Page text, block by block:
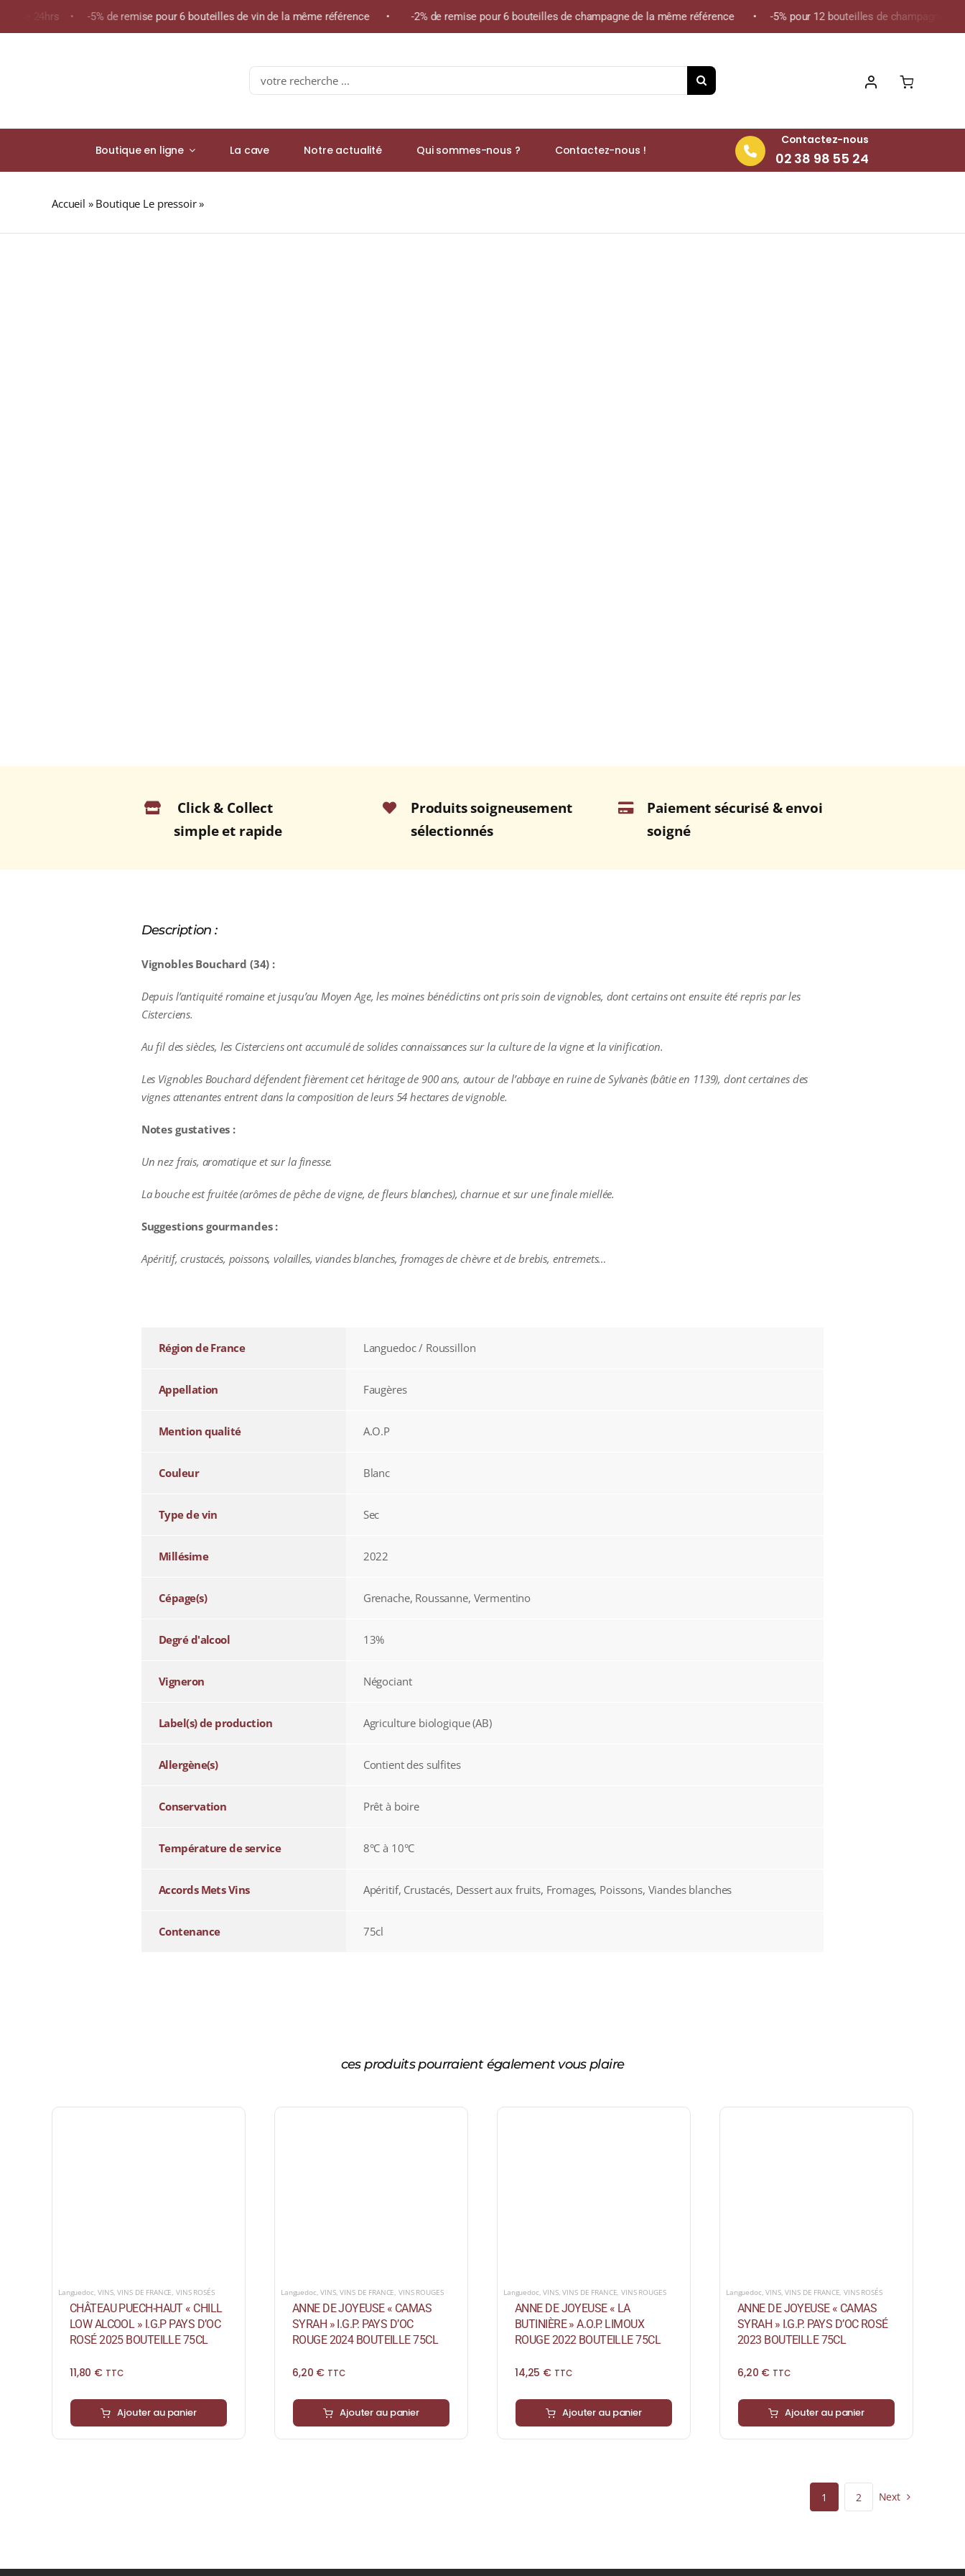
24hrs • -5% de remise pour 6 bouteilles de vin de la même référence • -2% de remise pour 6 bouteilles de champagne de la même référence • -5% pour 12 bouteilles de champagne de la
Search
for:
Boutique en ligne La cave Notre actualité Qui sommes-nous ? Contactez-nous !
Contactez-nous
02 38 98 55 24
Accueil » Boutique Le pressoir»
Click & Collect
simple et rapide
Produits soigneusement
sélectionnés
Paiement sécurisé & envoi
soigné
Description :
Vignobles Bouchard (34) :
Depuis l’antiquité romaine et jusqu’au Moyen Age, les moines bénédictins ont pris soin de vignobles, dont certains ont ensuite été repris par les
Cisterciens.
Au fil des siècles, les Cisterciens ont accumulé de solides connaissances sur la culture de la vigne et la vinification.
Les Vignobles Bouchard défendent fièrement cet héritage de 900 ans, autour de l’abbaye en ruine de Sylvanès (bâtie en 1139), dont certaines des
vignes attenantes entrent dans la composition de leurs 54 hectares de vignoble.
Notes gustatives :
Un nez frais, aromatique et sur la finesse.
La bouche est fruitée (arômes de pêche de vigne, de fleurs blanches), charnue et sur une finale miellée.
Suggestions gourmandes :
Apéritif, crustacés, poissons, volailles, viandes blanches, fromages de chèvre et de brebis, entremets…
Région de France Languedoc / Roussillon
Appellation Faugères
Mention qualité A.O.P
Couleur Blanc
Type de vin Sec
Millésime 2022
Cépage(s) Grenache, Roussanne, Vermentino
Degré d'alcool 13%
Vigneron Négociant
Label(s) de production Agriculture biologique (AB)
Allergène(s) Contient des sulfites
Conservation Prêt à boire
Température de service 8°C à 10°C
Accords Mets Vins Apéritif, Crustacés, Dessert aux fruits, Fromages, Poissons, Viandes blanches
Contenance 75cl
ces produits pourraient également vous plaire
Languedoc ,VINS,VINS DE FRANCE ,VINS ROSÉS
CHÂTEAU PUECH-HAUT « CHILL
LOW ALCOOL » I.G.P PAYS D’OC
ROSÉ 2025 BOUTEILLE 75CL
11,80 € TTC
Ajouter au panier
Languedoc ,VINS,VINS DE FRANCE ,VINS ROUGES
ANNE DE JOYEUSE « CAMAS
SYRAH » I.G.P. PAYS D’OC
ROUGE 2024 BOUTEILLE 75CL
6,20 € TTC
Ajouter au panier
Languedoc,VINS,VINS DE FRANCE,VINS ROUGES
ANNE DE JOYEUSE « LA
BUTINIÈRE » A.O.P. LIMOUX
ROUGE 2022 BOUTEILLE 75CL
14,25 € TTC
Ajouter au panier
Languedoc ,VINS,VINS DE FRANCE ,VINS ROSÉS
ANNE DE JOYEUSE « CAMAS
SYRAH » I.G.P. PAYS D’OC ROSÉ
2023 BOUTEILLE 75CL
6,20 € TTC
Ajouter au panier
1 2 Next